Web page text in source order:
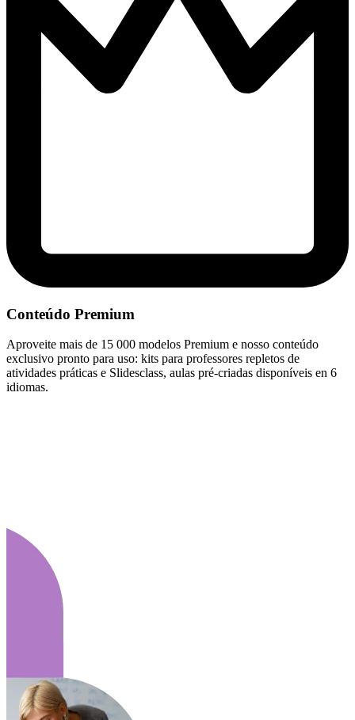
Conteúdo Premium
Aproveite mais de 15 000 modelos Premium e nosso conteúdo
exclusivo pronto para uso: kits para professores repletos de
atividades práticas e Slidesclass, aulas pré-criadas disponíveis en 6
idiomas.